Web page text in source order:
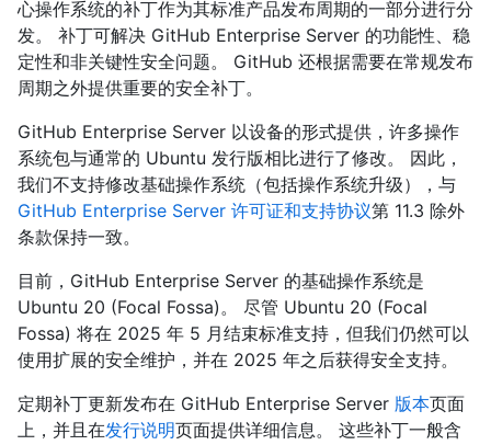
心操作系统的补丁作为其标准产品发布周期的一部分进行分
发。 补丁可解决 GitHub Enterprise Server 的功能性、稳
定性和非关键性安全问题。 GitHub 还根据需要在常规发布
周期之外提供重要的安全补丁。
GitHub Enterprise Server 以设备的形式提供，许多操作
系统包与通常的 Ubuntu 发行版相比进行了修改。 因此，
我们不支持修改基础操作系统（包括操作系统升级），与
GitHub Enterprise Server 许可证和支持协议第 11.3 除外
条款保持一致。
目前，GitHub Enterprise Server 的基础操作系统是
Ubuntu 20 (Focal Fossa)。 尽管 Ubuntu 20 (Focal
Fossa) 将在 2025 年 5 月结束标准支持，但我们仍然可以
使用扩展的安全维护，并在 2025 年之后获得安全支持。
定期补丁更新发布在 GitHub Enterprise Server 版本页面
上，并且在发行说明页面提供详细信息。 这些补丁一般含